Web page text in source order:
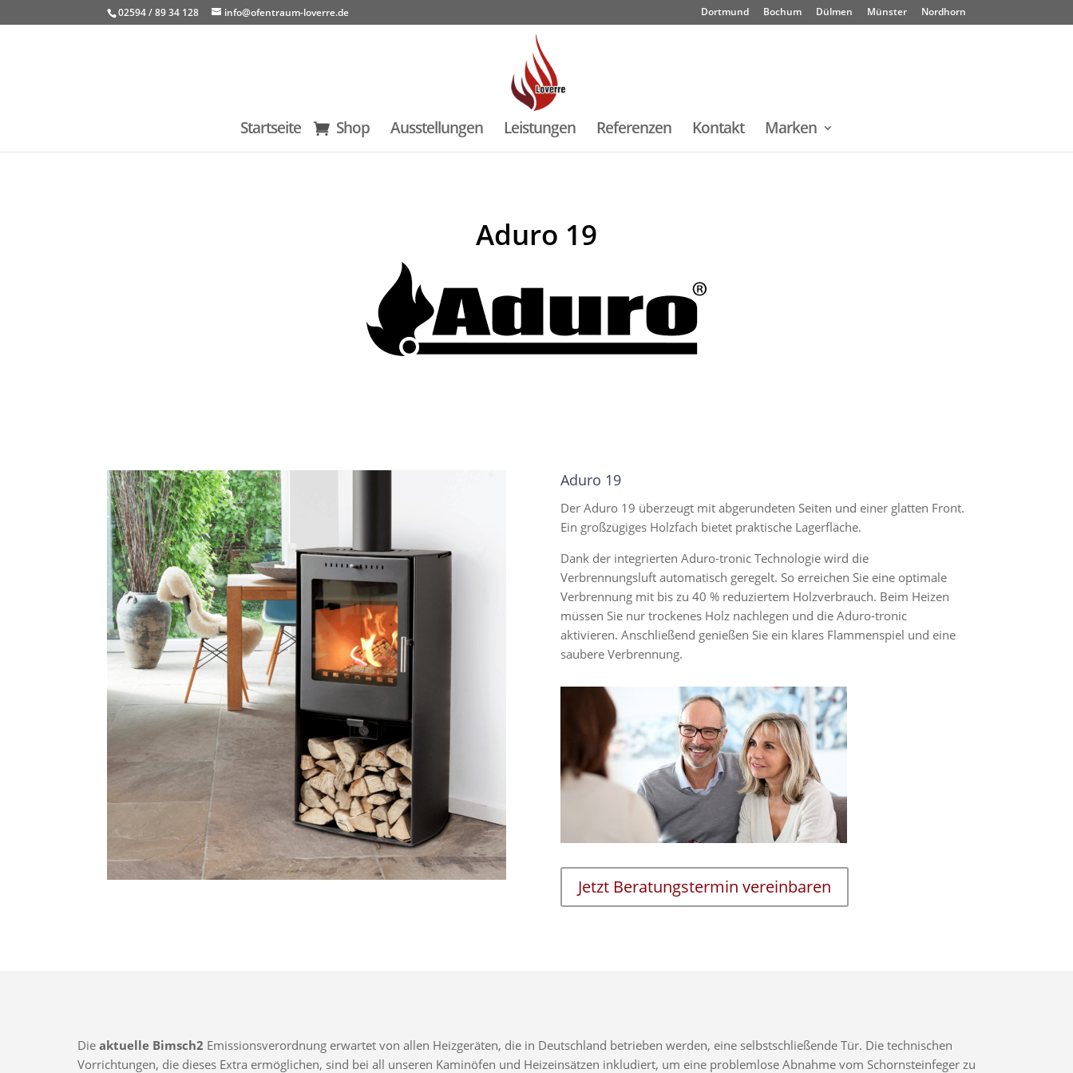
02594 / 89 34 128 info@ofentraum-loverre.de Dortmund Bochum Dülmen Münster Nordhorn
Startseite Shop Ausstellungen Leistungen Referenzen Kontakt Marken
Aduro 19
Aduro 19
Der Aduro 19 überzeugt mit abgerundeten Seiten und einer glatten Front.
Ein großzügiges Holzfach bietet praktische Lagerfläche.
Dank der integrierten Aduro-tronic Technologie wird die
Verbrennungsluft automatisch geregelt. So erreichen Sie eine optimale
Verbrennung mit bis zu 40 % reduziertem Holzverbrauch. Beim Heizen
müssen Sie nur trockenes Holz nachlegen und die Aduro-tronic
aktivieren. Anschließend genießen Sie ein klares Flammenspiel und eine
saubere Verbrennung.
Jetzt Beratungstermin vereinbaren
Die aktuelle Bimsch2 Emissionsverordnung erwartet von allen Heizgeräten, die in Deutschland betrieben werden, eine selbstschließende Tür. Die technischen
Vorrichtungen, die dieses Extra ermöglichen, sind bei all unseren Kaminöfen und Heizeinsätzen inkludiert, um eine problemlose Abnahme vom Schornsteinfeger zu